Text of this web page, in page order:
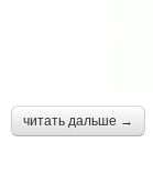
читать дальше →